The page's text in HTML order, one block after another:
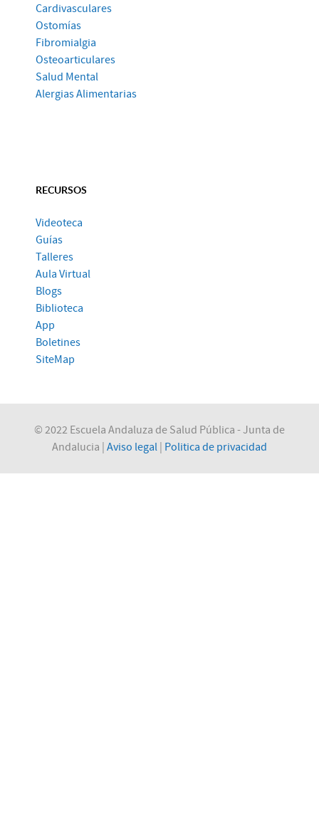
Cardivasculares
Ostomías
Fibromialgia
Osteoarticulares
Salud Mental
Alergias Alimentarias
RECURSOS
Videoteca
Guías
Talleres
Aula Virtual
Blogs
Biblioteca
App
Boletines
SiteMap
© 2022 Escuela Andaluza de Salud Pública - Junta de
Andalucia | Aviso legal Politica de privacidad